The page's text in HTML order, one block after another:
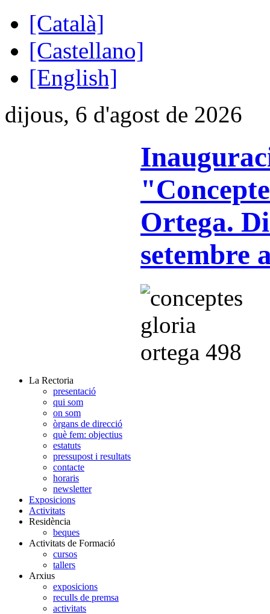
[Català]
[Castellano]
[English]
dijous, 6 d'agost de 2026
Ortega.
setembre
La Rectoria
presentació
qui som
on som
òrgans de direcció
què fem: objectius
estatuts
pressupost i resultats
contacte
horaris
newsletter
Exposicions
Activitats
Residència
beques
Activitats de Formació
cursos
tallers
Arxius
exposicions
reculls de premsa
activitats